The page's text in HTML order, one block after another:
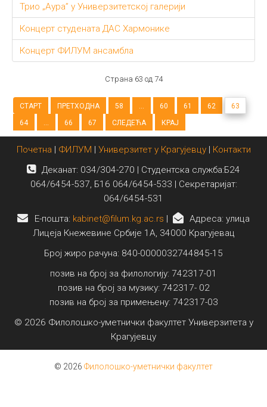
Трио „Аура” у Универзитетској галерији
Концерт студената ДАС Хармонике
Концерт ФИЛУМ ансамбла
Страна 63 од 74
СТАРТ ПРЕТХОДНА 58 ... 60 61 62
63
64
... 66 67 СЛЕДЕЋА КРАЈ
Почетна | ФИЛУМ | Универзитет у Крагујевцу| Контакти
Деканат: 034/304-270 | Студентска служба:Б24
064/6454-537, Б16 064/6454-533 | Секретаријат:
064/6454-531
E-пошта: kabinet@filum.kg.ac.rs |
Адреса: улица
Лицеја Кнежевине Србије 1А, 34000 Крагујевац
Број жиро рачуна: 840-0000032744845-15
позив на број за филологију: 742317-01
позив на број за музику: 742317- 02
позив на број за примењену: 742317-03
© 2026 Филолошко-уметнички факултет Универзитета у
Крагујевцу
© 2026 Филолошко-уметнички факултет